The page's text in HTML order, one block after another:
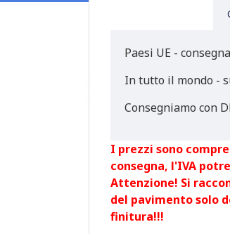
Paesi UE -
In tutto il mondo -
Consegniamo con
I prezzi sono
consegna, l'IVA
Attenzione! Si
del pavimento solo
finitura!!!